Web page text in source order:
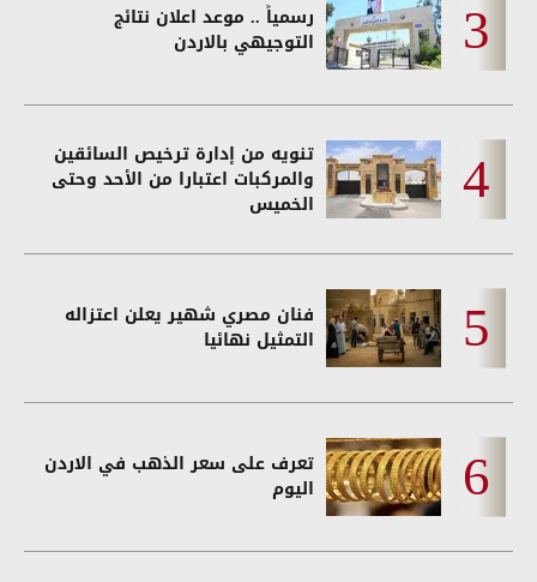
رسمياً .. موعد اعلان نتائج
التوجيهي بالاردن
تنويه من إدارة ترخيص السائقين
والمركبات اعتبارا من الأحد وحتى
الخميس
فنان مصري شهير يعلن اعتزاله
التمثيل نهائيا
تعرف على سعر الذهب في الاردن
اليوم